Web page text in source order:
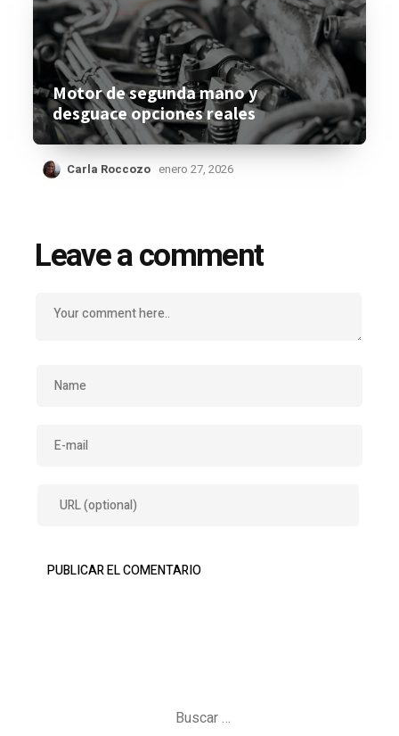
Motor de segunda mano y
desguace opciones reales
Carla Roccozo enero 27, 2026
Leave a comment